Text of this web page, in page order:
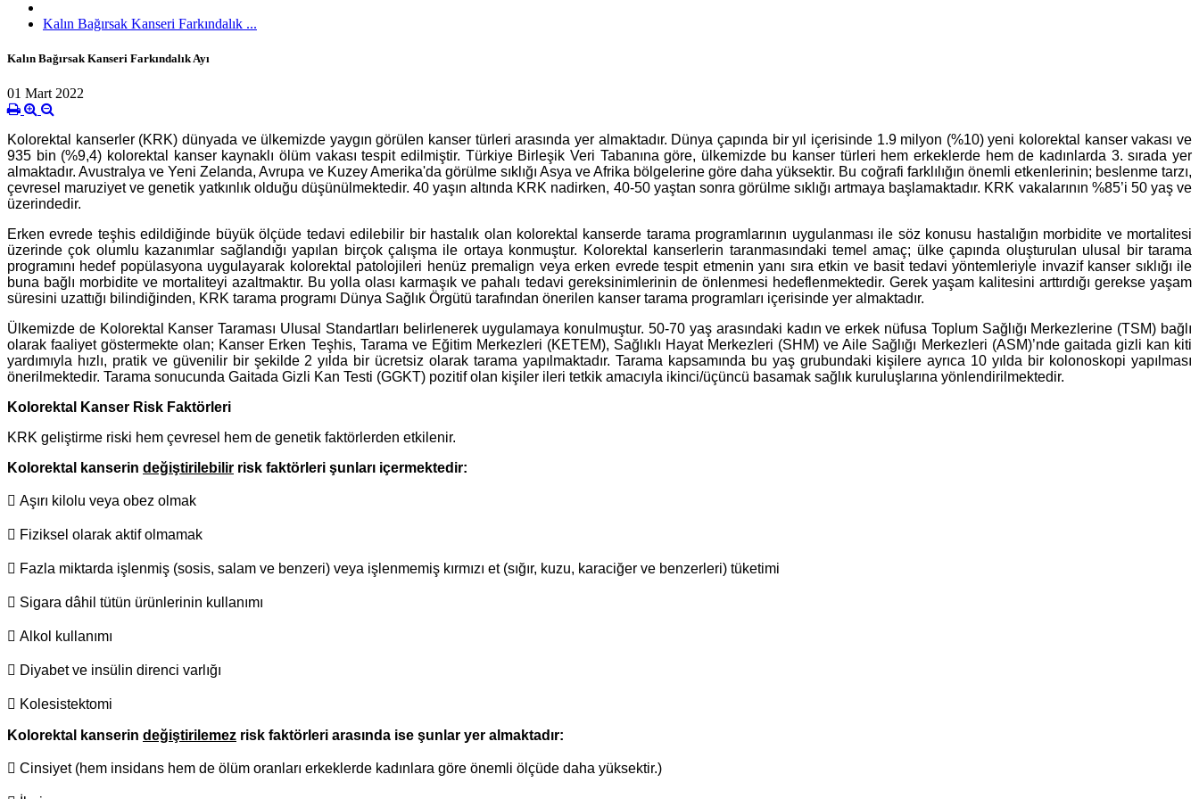
Kalın Bağırsak Kanseri Farkındalık ...
Kalın Bağırsak Kanseri Farkındalık Ayı
01 Mart 2022
Kolorektal kanserler (KRK) dünyada ve ülkemizde yaygın görülen kanser türleri arasında yer almaktadır. Dünya çapında bir yıl içerisinde 1.9 milyon (%10) yeni kolorektal kanser vakası ve
935 bin (%9,4) kolorektal kanser kaynaklı ölüm vakası tespit edilmiştir. Türkiye Birleşik Veri Tabanına göre, ülkemizde bu kanser türleri hem erkeklerde hem de kadınlarda 3. sırada yer
almaktadır. Avustralya ve Yeni Zelanda, Avrupa ve Kuzey Amerika'da görülme sıklığı Asya ve Afrika bölgelerine göre daha yüksektir. Bu coğrafi farklılığın önemli etkenlerinin; beslenme tarzı,
çevresel maruziyet ve genetik yatkınlık olduğu düşünülmektedir. 40 yaşın altında KRK nadirken, 40-50 yaştan sonra görülme sıklığı artmaya başlamaktadır. KRK vakalarının %85’i 50 yaş ve
üzerindedir.
Erken evrede teşhis edildiğinde büyük ölçüde tedavi edilebilir bir hastalık olan kolorektal kanserde tarama programlarının uygulanması ile söz konusu hastalığın morbidite ve mortalitesi
üzerinde çok olumlu kazanımlar sağlandığı yapılan birçok çalışma ile ortaya konmuştur. Kolorektal kanserlerin taranmasındaki temel amaç; ülke çapında oluşturulan ulusal bir tarama
programını hedef popülasyona uygulayarak kolorektal patolojileri henüz premalign veya erken evrede tespit etmenin yanı sıra etkin ve basit tedavi yöntemleriyle invazif kanser sıklığı ile
buna bağlı morbidite ve mortaliteyi azaltmaktır. Bu yolla olası karmaşık ve pahalı tedavi gereksinimlerinin de önlenmesi hedeflenmektedir. Gerek yaşam kalitesini arttırdığı gerekse yaşam
süresini uzattığı bilindiğinden, KRK tarama programı Dünya Sağlık Örgütü tarafından önerilen kanser tarama programları içerisinde yer almaktadır.
Ülkemizde de Kolorektal Kanser Taraması Ulusal Standartları belirlenerek uygulamaya konulmuştur. 50-70 yaş arasındaki kadın ve erkek nüfusa Toplum Sağlığı Merkezlerine (TSM) bağlı
olarak faaliyet göstermekte olan; Kanser Erken Teşhis, Tarama ve Eğitim Merkezleri (KETEM), Sağlıklı Hayat Merkezleri (SHM) ve Aile Sağlığı Merkezleri (ASM)’nde gaitada gizli kan kiti
yardımıyla hızlı, pratik ve güvenilir bir şekilde 2 yılda bir ücretsiz olarak tarama yapılmaktadır. Tarama kapsamında bu yaş grubundaki kişilere ayrıca 10 yılda bir kolonoskopi yapılması
önerilmektedir. Tarama sonucunda Gaitada Gizli Kan Testi (GGKT) pozitif olan kişiler ileri tetkik amacıyla ikinci/üçüncü basamak sağlık kuruluşlarına yönlendirilmektedir.
Kolorektal Kanser Risk Faktörleri
KRK geliştirme riski hem çevresel hem de genetik faktörlerden etkilenir.
Kolorektal kanserin değiştirilebilir risk faktörleri şunları içermektedir:
 Aşırı kilolu veya obez olmak
 Fiziksel olarak aktif olmamak
 Fazla miktarda işlenmiş (sosis, salam ve benzeri) veya işlenmemiş kırmızı et (sığır, kuzu, karaciğer ve benzerleri) tüketimi
 Sigara dâhil tütün ürünlerinin kullanımı
 Alkol kullanımı
 Diyabet ve insülin direnci varlığı
 Kolesistektomi
Kolorektal kanserin değiştirilemez risk faktörleri arasında ise şunlar yer almaktadır:
 Cinsiyet (hem insidans hem de ölüm oranları erkeklerde kadınlara göre önemli ölçüde daha yüksektir.)